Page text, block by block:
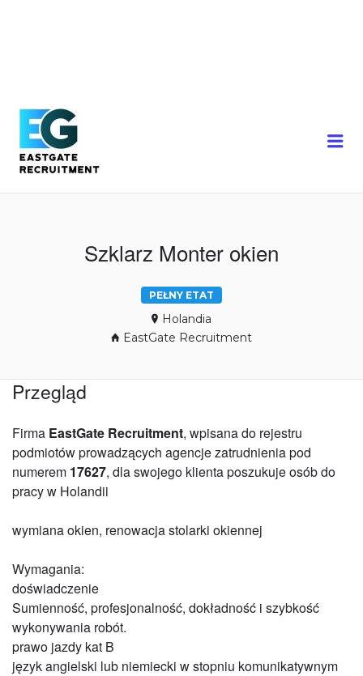
Szklarz Monter okien
PEŁNY ETAT
Holandia
EastGate Recruitment
Przegląd
Firma EastGate Recruitment, wpisana do rejestru
podmiotów prowadzących agencje zatrudnienia pod
numerem 17627, dla swojego klienta poszukuje osób do
pracy w Holandii
wymiana okien, renowacja stolarki okiennej
Wymagania:
doświadczenie
Sumienność, profesjonalność, dokładność i szybkość
wykonywania robót.
prawo jazdy kat B
język angielski lub niemiecki w stopniu komunikatywnym